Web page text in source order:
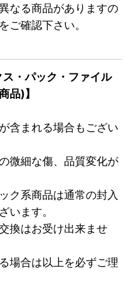
なる商品がありますの
ご確認下さい。
ス・パック・ファイル
品)】
含まれる場合もござい
微細な傷、品質変化が
ク系商品は通常の封入
います。
換はお受け出来ませ
場合は以上を必ずご理